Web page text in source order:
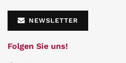
NEWSLETTER
Folgen Sie uns!